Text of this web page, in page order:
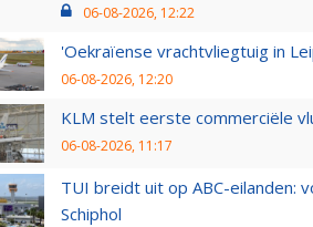
06-08-2026, 12:22
'Oekraïense vrachtvliegtuig in
06-08-2026, 12:20
KLM stelt eerste commerciële
06-08-2026, 11:17
TUI breidt uit op ABC-eilanden:
Schiphol